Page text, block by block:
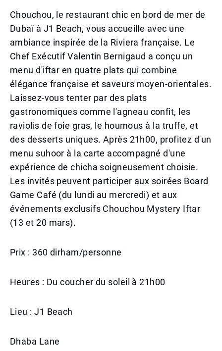
Chouchou, le restaurant chic en bord de mer de
Dubaï à J1 Beach, vous accueille avec une
ambiance inspirée de la Riviera française. Le
Chef Exécutif Valentin Bernigaud a conçu un
menu d'iftar en quatre plats qui combine
élégance française et saveurs moyen-orientales.
Laissez-vous tenter par des plats
gastronomiques comme l'agneau confit, les
raviolis de foie gras, le houmous à la truffe, et
des desserts uniques. Après 21h00, profitez d'un
menu suhoor à la carte accompagné d'une
expérience de chicha soigneusement choisie.
Les invités peuvent participer aux soirées Board
Game Café (du lundi au mercredi) et aux
événements exclusifs Chouchou Mystery Iftar
(13 et 20 mars).
Prix : 360 dirham/personne
Heures : Du coucher du soleil à 21h00
Lieu : J1 Beach
Dhaba Lane